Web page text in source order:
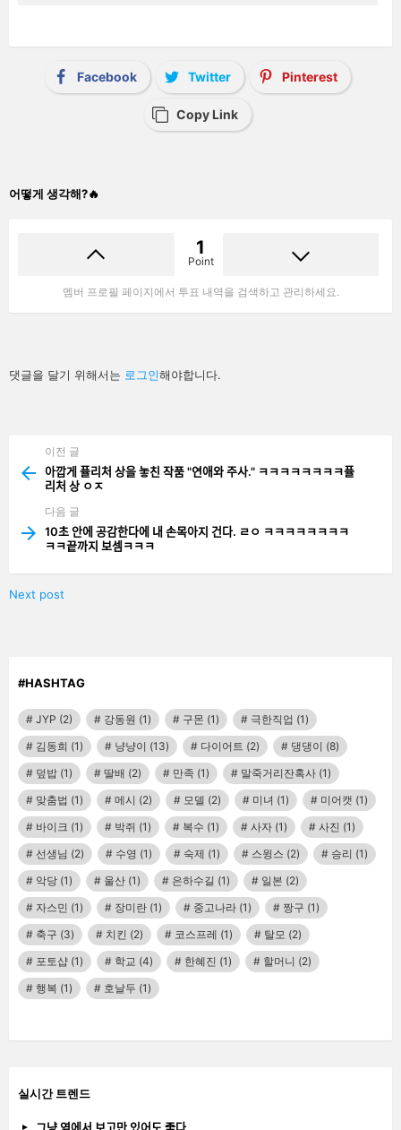
Facebook Twitter Pinterest
Copy Link
어떻게 생각해?🔥
1
Point
멤버 프로필 페이지에서 투표 내역을 검색하고 관리하세요.
답
글
댓글을 달기 위해서는 로그인해야합니다.
more
이전 글
아깝게 퓰리처 상을 놓친 작품 "연애와 주사." ㅋㅋㅋㅋㅋㅋㅋㅋ퓰
리처 상 ㅇㅈ
다음 글
10초 안에 공감한다에 내 손목아지 건다. ㄹㅇ ㅋㅋㅋㅋㅋㅋㅋㅋ
ㅋㅋ끝까지 보셈ㅋㅋㅋ
Next post
#HASHTAG
JYP (2) 강동원 (1) 구몬 (1) 극한직업 (1)
김동희 (1) 냥냥이 (13) 다이어트 (2) 댕댕이 (8)
덮밥 (1) 딸배 (2) 만족 (1) 말죽거리잔혹사 (1)
맞춤법 (1) 메시 (2) 모델 (2) 미녀 (1) 미어캣 (1)
바이크 (1) 박쥐 (1) 복수 (1) 사자 (1) 사진 (1)
선생님 (2) 수영 (1) 숙제 (1) 스윙스 (2) 승리 (1)
악당 (1) 울산 (1) 은하수길 (1) 일본 (2)
자스민 (1) 장미란 (1) 중고나라 (1) 짱구 (1)
축구 (3) 치킨 (2) 코스프레 (1) 탈모 (2)
포토샵 (1) 학교 (4) 한혜진 (1) 할머니 (2)
행복 (1) 호날두 (1)
실시간 트렌드
그냥 옆에서 보고만 있어도 좋다.